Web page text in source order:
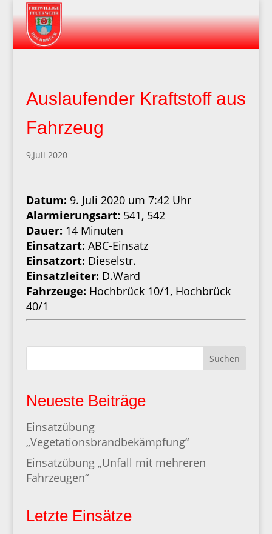
Auslaufender Kraftstoff aus
Fahrzeug
9,Juli 2020
Datum: 9. Juli 2020 um 7:42 Uhr
Alarmierungsart: 541, 542
Dauer: 14 Minuten
Einsatzart: ABC-Einsatz
Einsatzort: Dieselstr.
Einsatzleiter: D.Ward
Fahrzeuge: Hochbrück 10/1, Hochbrück
40/1
Suchen
Neueste Beiträge
Einsatzübung
„Vegetationsbrandbekämpfung“
Einsatzübung „Unfall mit mehreren
Fahrzeugen“
Letzte Einsätze